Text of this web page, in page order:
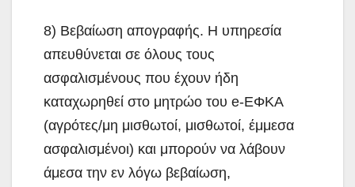
8) Βεβαίωση απογραφής. Η υπηρεσία
απευθύνεται σε όλους τους
ασφαλισμένους που έχουν ήδη
καταχωρηθεί στο μητρώο του e-ΕΦΚΑ
(αγρότες/μη μισθωτοί, μισθωτοί, έμμεσα
ασφαλισμένοι) και μπορούν να λάβουν
άμεσα την εν λόγω βεβαίωση,